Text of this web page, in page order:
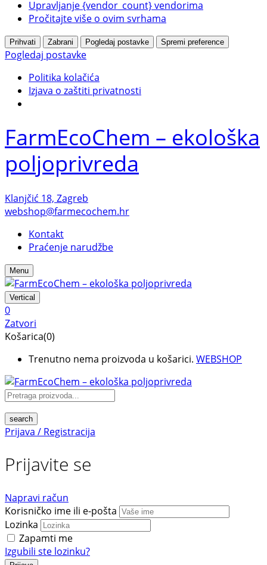
Upravljanje {vendor_count} vendorima
Pročitajte više o ovim svrhama
Prihvati Zabrani Pogledaj postavke Spremi preference
Pogledaj postavke
Politika kolačića
Izjava o zaštiti privatnosti
FarmEcoChem – ekološka
poljoprivreda
Klanjčić 18, Zagreb
webshop@farmecochem.hr
Kontakt
Praćenje narudžbe
Menu
Vertical
0
Zatvori
Košarica(0)
Trenutno nema proizvoda u košarici. WEBSHOP
search
Prijava / Registracija
Prijavite se
Napravi račun
Korisničko ime ili e-pošta
Lozinka
Zapamti me
Izgubili ste lozinku?